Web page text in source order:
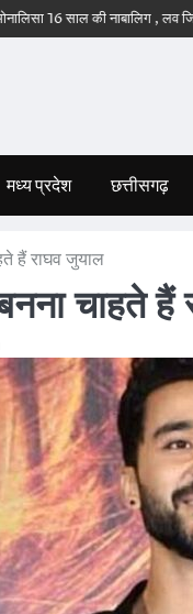
साल की नाबालिग , लव जिहाद के
मध्य प्रदेश छत्तीसगढ़
हैं राघव जुयाल
चाहते